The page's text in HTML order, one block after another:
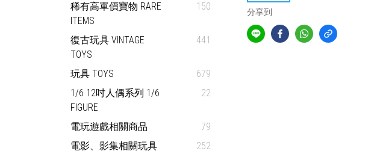
稀有高單價寶物 RARE
ITEMS
150
復古玩具 VINTAGE
TOYS
441
玩具 TOYS
679
1/6 12吋人偶系列 1/6
FIGURE
22
電玩遊戲相關商品
79
電影、影集相關玩具
252
分享到